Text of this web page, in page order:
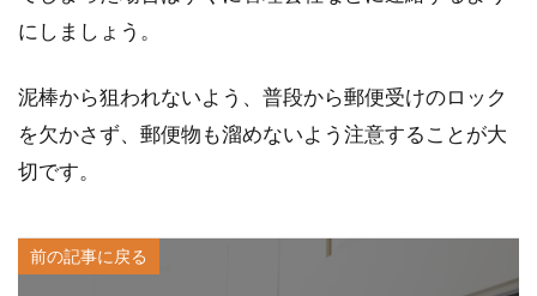
にしましょう。
泥棒から狙われないよう、普段から郵便受けのロック
を欠かさず、郵便物も溜めないよう注意することが大
切です。
前の記事に戻る